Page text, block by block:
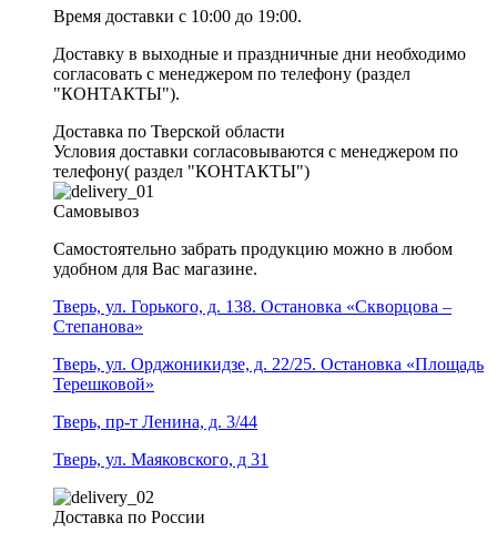
Время доставки с 10:00 до 19:00.
Доставку в выходные и праздничные дни необходимо
согласовать с менеджером по телефону (раздел
"КОНТАКТЫ").
Доставка по Тверской области
Условия доставки согласовываются с менеджером по
телефону( раздел "КОНТАКТЫ")
Самовывоз
Самостоятельно забрать продукцию можно в любом
удобном для Вас магазине.
Тверь, ул. Горького, д. 138. Остановка «Скворцова –
Степанова»
Тверь, ул. Орджоникидзе, д. 22/25. Остановка «Площадь
Терешковой»
Тверь, пр-т Ленина, д. 3/44
Тверь, ул. Маяковского, д 31
Доставка по России